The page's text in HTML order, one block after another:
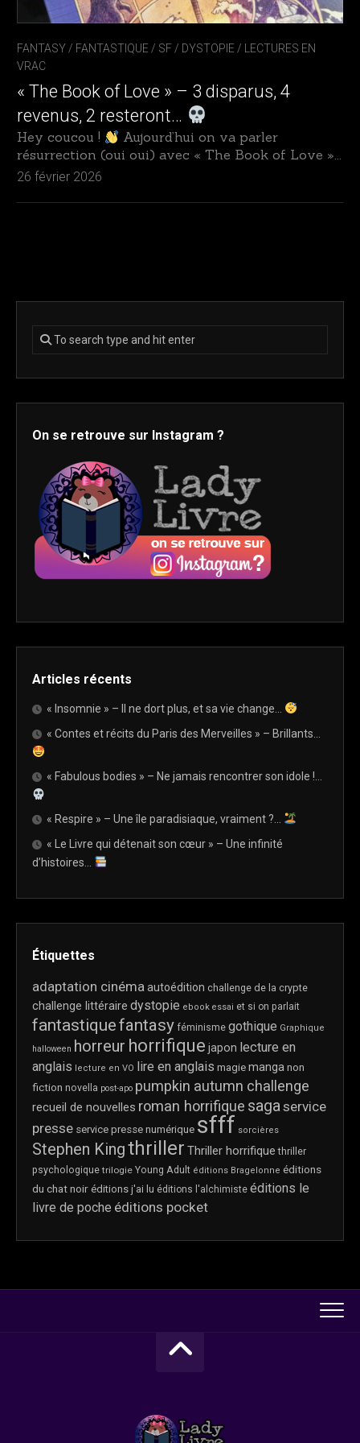
FANTASY / FANTASTIQUE / SF / DYSTOPIE /
LECTURES EN
VRAC
« The Book of Love » – 3 disparus, 4
revenus, 2 resteront…
Hey coucou !
Aujourd’hui on va parler
résurrection (oui oui) avec « The Book of Love »...
26 février 2026
On se retrouve sur Instagram ?
Articles récents
« Insomnie » – Il ne dort plus, et sa vie change…
« Contes et récits du Paris des Merveilles » – Brillants…
« Fabulous bodies » – Ne jamais rencontrer son idole !…
« Respire » – Une île paradisiaque, vraiment ?…
« Le Livre qui détenait son cœur » – Une infinité
d’histoires…
Étiquettes
adaptation cinémaautoédition challenge de la crypte
challenge littéraire dystopie ebook essai et si on parlait
fantastiquefantasy féminisme gothique Graphique
halloween horreur horrifique japon lecture en
anglais lecture en VO lire en anglais magie manga non
fiction novella post-apo pumpkin autumn challenge
recueil de nouvelles roman horrifique sagaservice
presse service presse numérique sfff sorcières
Stephen Kingthriller Thriller horrifique thriller
psychologique trilogie Young Adult éditions Bragelonne éditions
du chat noir éditions j'ai lu éditions l'alchimiste éditions le
livre de poche éditions pocket